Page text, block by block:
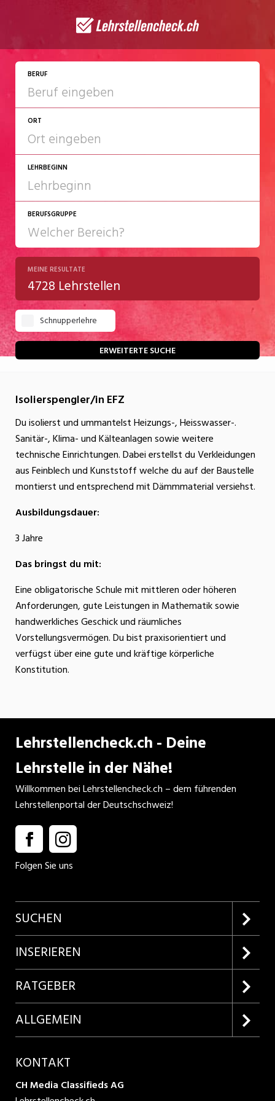
BERUF
ORT
LEHRBEGINN
2027
2028
BERUFSGRUPPE
Chemie/Pharma
Gastgewerbe
Gesundheit/Pflege/Soziales
Handwerk/Technik
Kultur
Nahrung
Natur
Verkehr/Logistik
MEINE RESULTATE
4728 Lehrstellen
Schnupperlehre
ERWEITERTE SUCHE
Isolierspengler/in EFZ
Du isolierst und ummantelst Heizungs-, Heisswasser-.
Sanitär-, Klima- und Kälteanlagen sowie weitere
technische Einrichtungen. Dabei erstellst du Verkleidungen
aus Feinblech und Kunststoff welche du auf der Baustelle
montierst und entsprechend mit Dämmmaterial versiehst.
Ausbildungsdauer:
3 Jahre
Das bringst du mit:
Eine obligatorische Schule mit mittleren oder höheren
Anforderungen, gute Leistungen in Mathematik sowie
handwerkliches Geschick und räumliches
Vorstellungsvermögen. Du bist praxisorientiert und
verfügst über eine gute und kräftige körperliche
Konstitution.
Lehrstellencheck.ch - Deine
Lehrstelle in der Nähe!
Willkommen bei Lehrstellencheck.ch – dem führenden
Lehrstellenportal der Deutschschweiz!
Folgen Sie uns
SUCHEN
Firmenprofile entdecken
Lehrstellen suchen
INSERIEREN
Kundenlogin
Inserieren
Produkte
RATGEBER
Lehrberufe entdecken
ALLGEMEIN
AGB
KONTAKT
CH Media Classifieds AG